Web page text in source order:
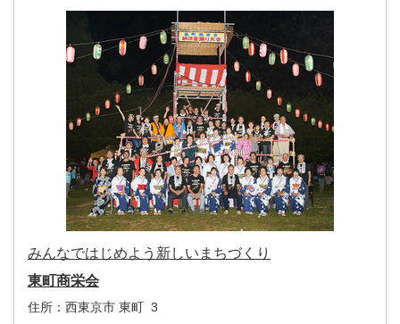
みんなではじめよう新しいまちづくり
東町商栄会
住所： 西東京市 東町 3